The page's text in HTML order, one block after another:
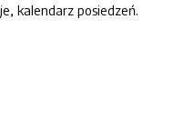
kalendarz posiedzeń.